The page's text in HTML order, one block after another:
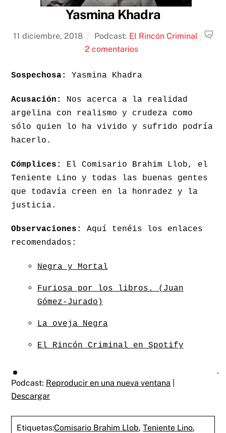
Yasmina Khadra
11 diciembre, 2018 Podcast: El Rincón Criminal
2 comentarios
Sospechosa: Yasmina Khadra
Acusación:
Nos acerca a la realidad
argelina con realismo y crudeza como
sólo quien lo ha vivido y sufrido podría
hacerlo.
Cómplices:
El Comisario Brahim Llob, el
Teniente Lino y todas las buenas gentes
que todavía creen en la honradez y la
justicia.
Observaciones:
Aquí tenéis los enlaces
recomendados:
Negra y Mortal
Furiosa por los libros. (Juan
Gómez-Jurado)
La oveja Negra
El Rincón Criminal en Spotify
Podcast: Reproducir en una nueva ventana
Descargar
Etiquetas:Comisario Brahim Llob,Teniente Lino,